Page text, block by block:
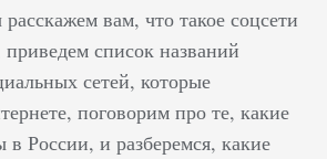
вам, что такое соцсети
приведем список названий
сетей, которые
поговорим про те, какие
в России, и разберемся, какие